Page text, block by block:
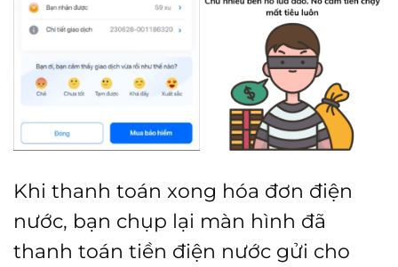
Khi thanh toán xong hóa đơn điện
nước, bạn chụp lại màn hình đã
thanh toán tiền điện nước gửi cho